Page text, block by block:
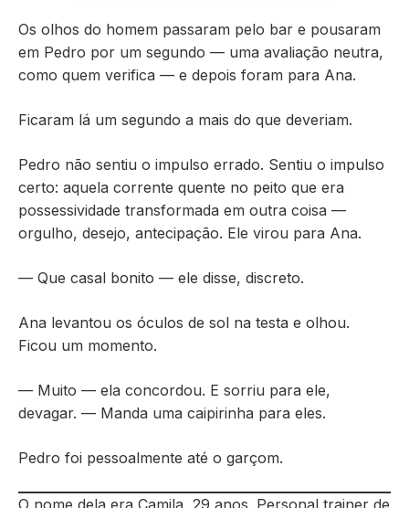
Os olhos do homem passaram pelo bar e pousaram
em Pedro por um segundo — uma avaliação neutra,
como quem verifica — e depois foram para Ana.
Ficaram lá um segundo a mais do que deveriam.
Pedro não sentiu o impulso errado. Sentiu o impulso
certo: aquela corrente quente no peito que era
possessividade transformada em outra coisa —
orgulho, desejo, antecipação. Ele virou para Ana.
— Que casal bonito — ele disse, discreto.
Ana levantou os óculos de sol na testa e olhou.
Ficou um momento.
— Muito — ela concordou. E sorriu para ele,
devagar. — Manda uma caipirinha para eles.
Pedro foi pessoalmente até o garçom.